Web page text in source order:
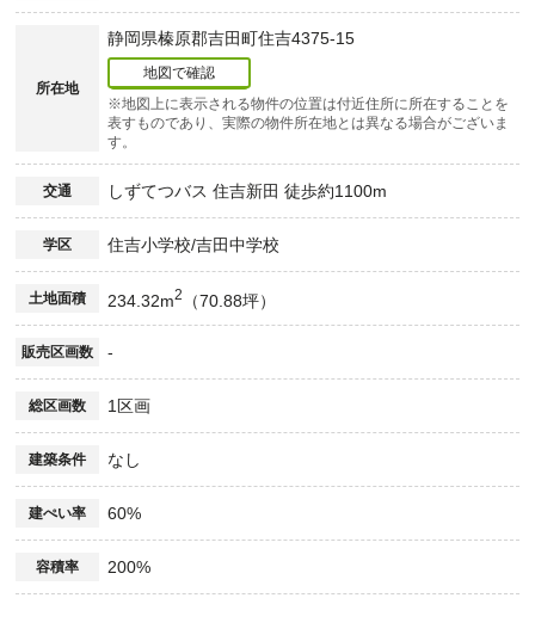
所在地
静岡県榛原郡吉田町住吉4375-15
地図で確認
※地図上に表示される物件の位置は付近住所に所在することを
表すものであり、実際の物件所在地とは異なる場合がございま
す。
交通 しずてつバス 住吉新田 徒歩約1100m
学区 住吉小学校/吉田中学校
土地面積 234.32m2 （70.88坪）
販売区画数 -
総区画数 1区画
建築条件 なし
建ぺい率 60%
容積率 200%